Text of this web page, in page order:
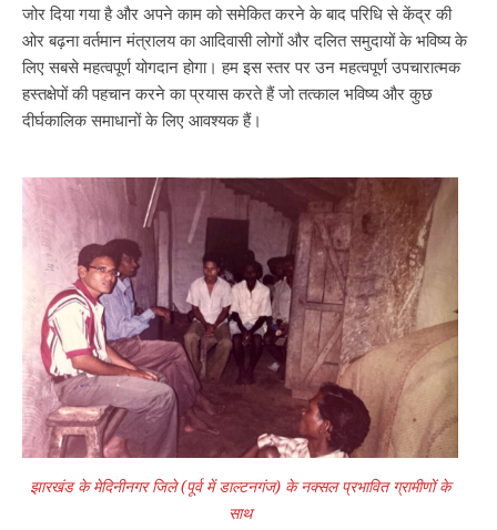
जोर दिया गया है और अपने काम को समेकित करने के बाद परिधि से केंद्र की
ओर बढ़ना वर्तमान मंत्रालय का आदिवासी लोगों और दलित समुदायों के भविष्य के
लिए सबसे महत्वपूर्ण योगदान होगा। हम इस स्तर पर उन महत्वपूर्ण उपचारात्मक
हस्तक्षेपों की पहचान करने का प्रयास करते हैं जो तत्काल भविष्य और कुछ
दीर्घकालिक समाधानों के लिए आवश्यक हैं।
झारखंड के मेदिनीनगर जिले (पूर्व में डाल्टनगंज) के नक्सल प्रभावित ग्रामीणों के
साथ